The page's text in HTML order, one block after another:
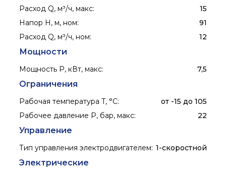
Расход Q, м³/ч, макс:
15
Напор H, м, ном:
91
Расход Q, м³/ч, ном: 12
Мощности
Мощность P, кВт, макс: 7,5
Ограничения
Рабочая температура T, °C:
от -15 до 105
Рабочее давление P, бар, макс: 22
Управление
Тип управления электродвигателем: 1-скоростной
Электрические